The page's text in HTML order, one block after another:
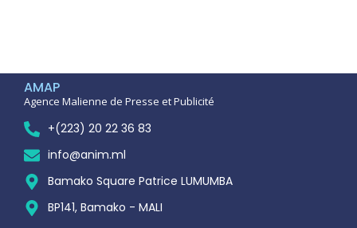
AMAP
Agence Malienne de Presse et Publicité
+(223) 20 22 36 83
info@anim.ml
Bamako Square Patrice LUMUMBA
BP141, Bamako - MALI